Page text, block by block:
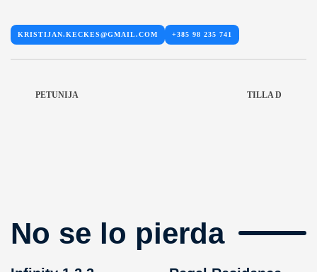
KRISTIJAN.KECKES@GMAIL.COM +385 98 235 741
PETUNIJA TILLA D
No se lo pierda